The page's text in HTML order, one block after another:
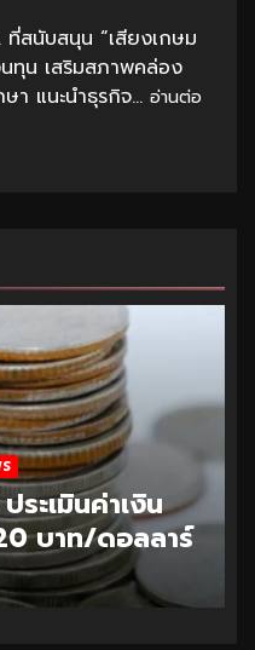
สนับสนุน “เสียงเกษม
นทุน เสริมสภาพคล่อง
า แนะนำธุรกิจ... อ่านต่อ
ะเมินค่าเงิน
บาท/ดอลลาร์